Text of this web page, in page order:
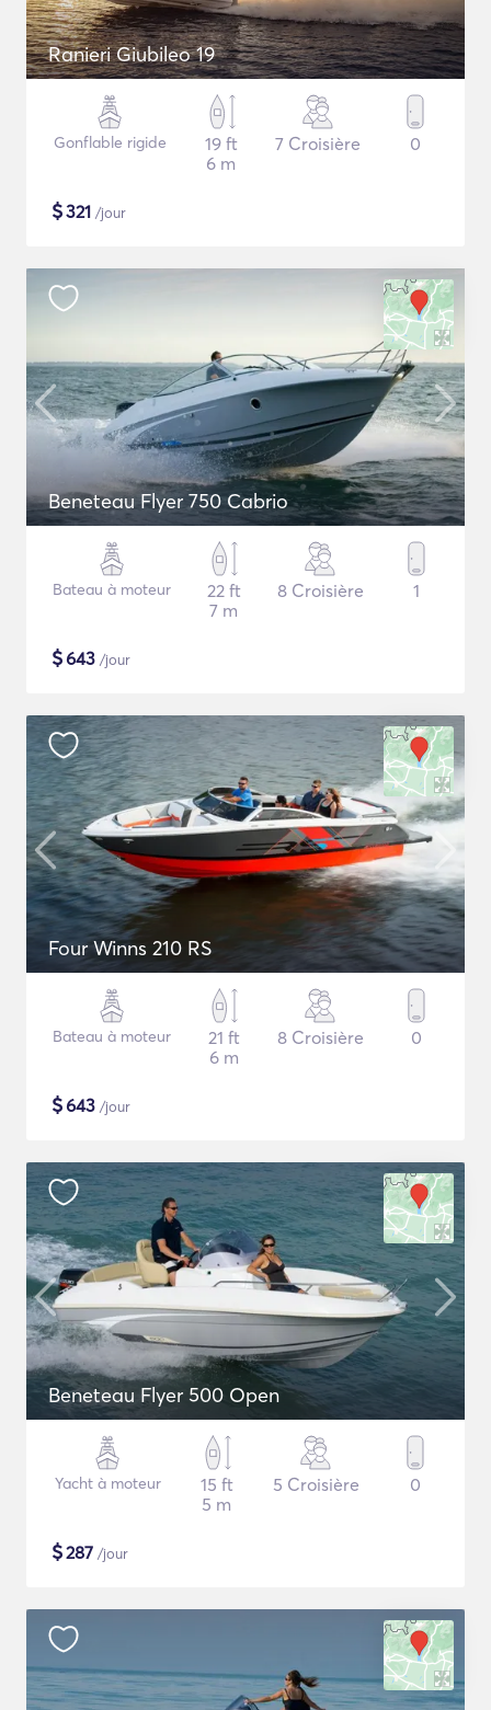
Ranieri Giubileo 19
Gonflable rigide
19 ft
6 m
7 Croisière 0
$321 /jour
Beneteau Flyer 750 Cabrio
Bateau à moteur
22 ft
7 m
8 Croisière 1
$643 /jour
Four Winns 210 RS
Bateau à moteur
21 ft
6 m
8 Croisière 0
$643 /jour
Beneteau Flyer 500 Open
Yacht à moteur
15 ft
5 m
5 Croisière 0
$287 /jour